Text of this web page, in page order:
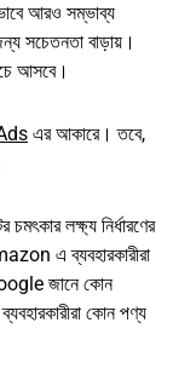
আরও সম্ভাব্য
সচেতনতা বাড়ায়।
আসবে।
এর আকারে। তবে,
লক্ষ্য নির্ধারণের
এ ব্যবহারকারীরা
জানে কোন
কোন পণ্য